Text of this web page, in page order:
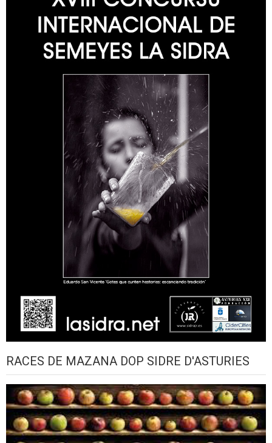
RACES DE MAZANA DOP SIDRE D'ASTURIES